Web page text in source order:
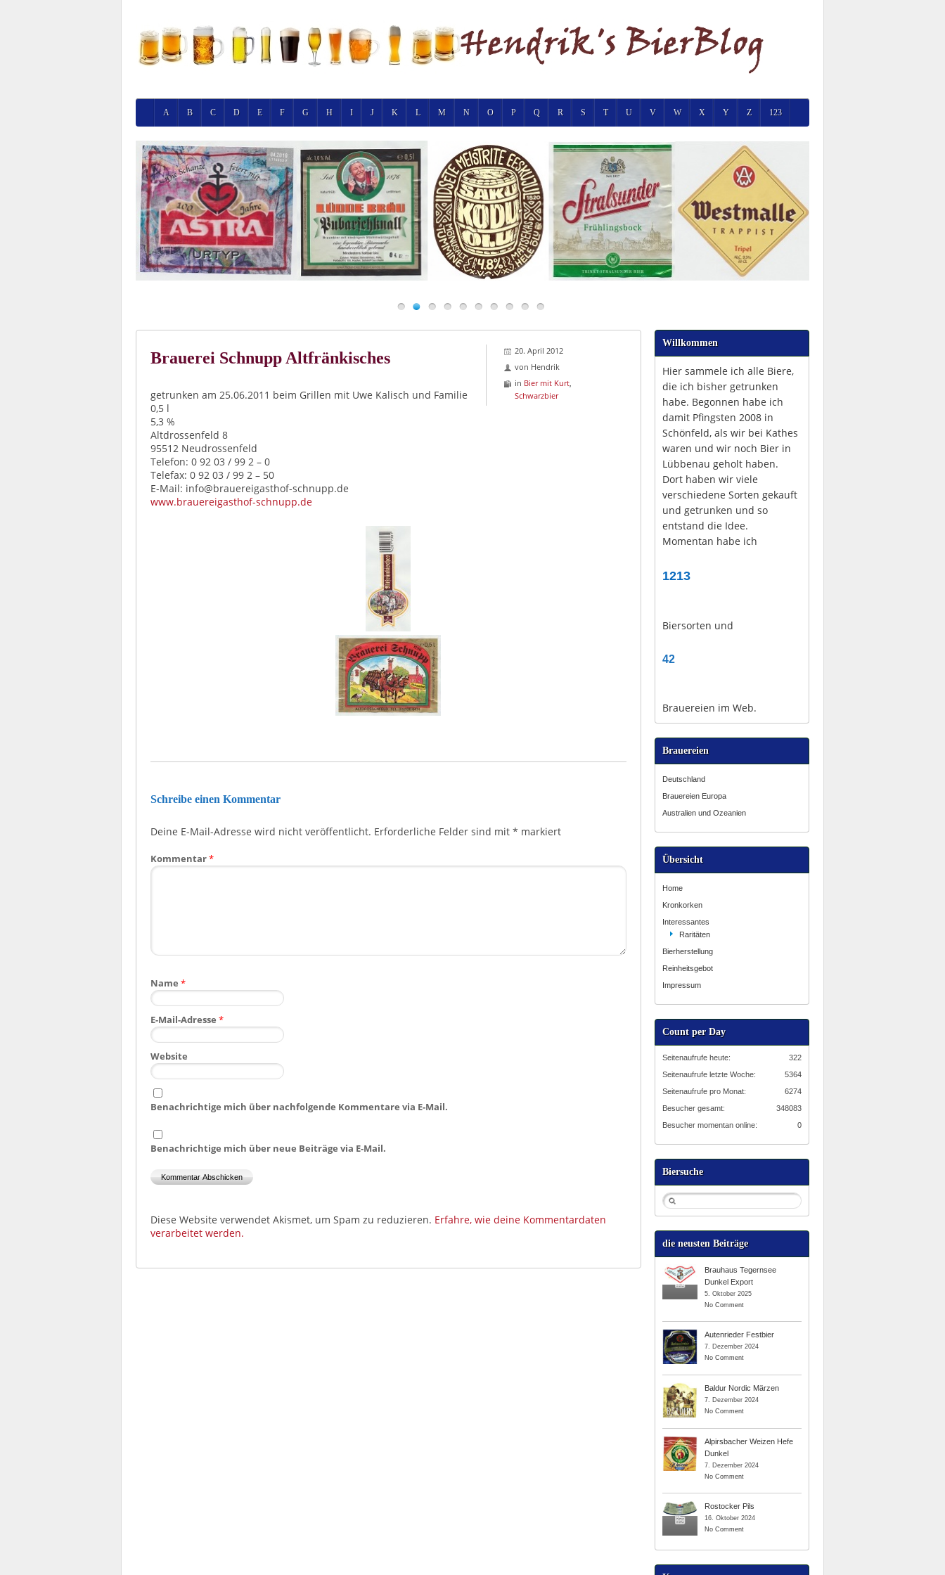
A B C D E F G H I J K L M N O P Q R S T U V W X Y Z 123
20. April 2012
von Hendrik
in Bier mit Kurt,
Schwarzbier
Brauerei Schnupp Altfränkisches
getrunken am 25.06.2011 beim Grillen mit Uwe Kalisch und Familie
0,5 l
5,3 %
Altdrossenfeld 8
95512 Neudrossenfeld
Telefon: 0 92 03 / 99 2 – 0
Telefax: 0 92 03 / 99 2 – 50
E-Mail: info@brauereigasthof-schnupp.de
www.brauereigasthof-schnupp.de
Schreibe einen Kommentar
Deine E-Mail-Adresse wird nicht veröffentlicht. Erforderliche Felder sind mit * markiert
Kommentar*
Name *
E-Mail-Adresse *
Website
Benachrichtige mich über nachfolgende Kommentare via E-Mail.
Benachrichtige mich über neue Beiträge via E-Mail.
Diese Website verwendet Akismet, um Spam zu reduzieren. Erfahre, wie deine Kommentardaten
verarbeitet werden.
Willkommen
Hier sammele ich alle Biere,
die ich bisher getrunken
habe. Begonnen habe ich
damit Pfingsten 2008 in
Schönfeld, als wir bei Kathes
waren und wir noch Bier in
Lübbenau geholt haben.
Dort haben wir viele
verschiedene Sorten gekauft
und getrunken und so
entstand die Idee.
Momentan habe ich
1213
Biersorten und
42
Brauereien im Web.
Brauereien
Deutschland
Brauereien Europa
Australien und Ozeanien
Übersicht
Home
Kronkorken
Interessantes
Raritäten
Bierherstellung
Reinheitsgebot
Impressum
Count per Day
322
Seitenaufrufe heute:
5364
Seitenaufrufe letzte Woche:
6274
Seitenaufrufe pro Monat:
348083
Besucher gesamt:
0
Besucher momentan online:
Biersuche
die neusten Beiträge
Brauhaus Tegernsee
Dunkel Export
5. Oktober 2025
No Comment
Autenrieder Festbier
7. Dezember 2024
No Comment
Baldur Nordic Märzen
7. Dezember 2024
No Comment
Alpirsbacher Weizen Hefe
Dunkel
7. Dezember 2024
No Comment
Rostocker Pils
16. Oktober 2024
No Comment